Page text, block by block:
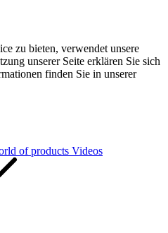
zu bieten, verwendet unsere
unserer Seite erklären Sie sich
finden Sie in unserer
of products Videos